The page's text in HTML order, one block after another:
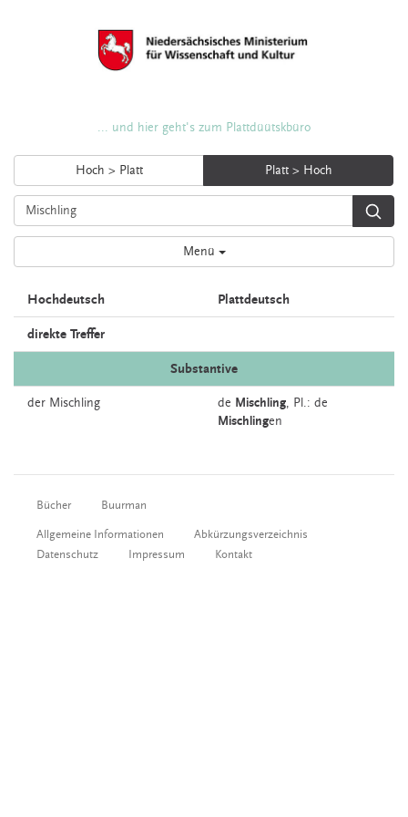
... und hier geht's zum Plattdüütskbüro
Hoch > Platt Platt > Hoch
Menü
Hochdeutsch Plattdeutsch
direkte Treffer
Substantive
der Mischling de Mischling, Pl.: de
Mischlingen
Bücher Buurman
Allgemeine Informationen
Abkürzungsverzeichnis
Datenschutz
Impressum Kontakt